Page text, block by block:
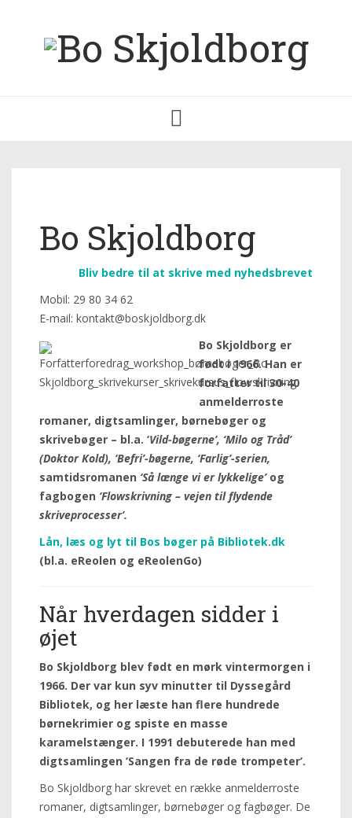
navigation
Bo Skjoldborg
Bliv bedre til at skrive med nyhedsbrevet
Mobil: 29 80 34 62
E-mail: kontakt@boskjoldborg.dk
Bo Skjoldborg er
født i 1966. Han er
forfatter til 30-40
anmelderroste
romaner, digtsamlinger, børnebøger og
skrivebøger – bl.a. ‘Vild-bøgerne’, ‘Milo og Tråd’
(Doktor Kold), ‘Befri’-bøgerne, ‘Farlig’-serien,
samtidsromanen ‘Så længe vi er lykkelige’ og
fagbogen ‘Flowskrivning – vejen til flydende
skriveprocesser’.
Lån, læs og lyt til Bos bøger på Bibliotek.dk
(bl.a. eReolen og eReolenGo)
Når hverdagen sidder i
øjet
Bo Skjoldborg blev født en mørk vintermorgen i
1966. Der var kun syv minutter til Dyssegård
Bibliotek, og her læste han flere hundrede
børnekrimier og spiste en masse
karamelstænger. I 1991 debuterede han med
digtsamlingen ’Sangen fra de røde trompeter’.
Bo Skjoldborg har skrevet en række anmelderroste
romaner, digtsamlinger, børnebøger og fagbøger. De